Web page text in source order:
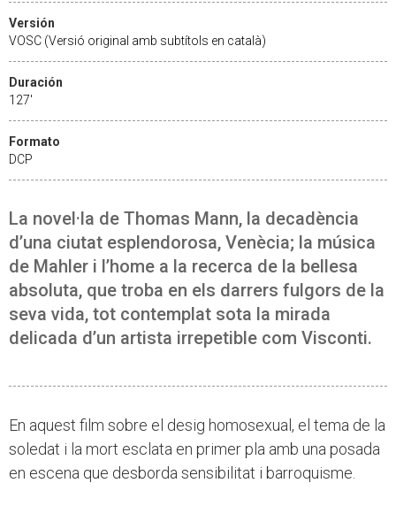
Versión
VOSC (Versió original amb subtítols en català)
Duración
127'
Formato
DCP
La novel·la de Thomas Mann, la decadència
d’una ciutat esplendorosa, Venècia; la música
de Mahler i l’home a la recerca de la bellesa
absoluta, que troba en els darrers fulgors de la
seva vida, tot contemplat sota la mirada
delicada d’un artista irrepetible com Visconti.
En aquest film sobre el desig homosexual, el tema de la
soledat i la mort esclata en primer pla amb una posada
en escena que desborda sensibilitat i barroquisme.